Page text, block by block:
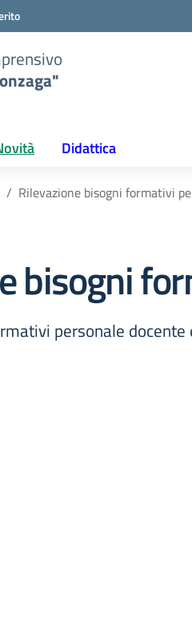
Didattica
Rilevazione bisogni formativi
bisogni
personale docente